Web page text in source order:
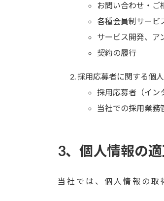
お問い合わせ・ご
各種会員制サービ
サービス開発、ア
契約の履行
採用応募者に関する個
採用応募者（イン
当社での採用業務
3、個人情報の
当社では、個人情報の取